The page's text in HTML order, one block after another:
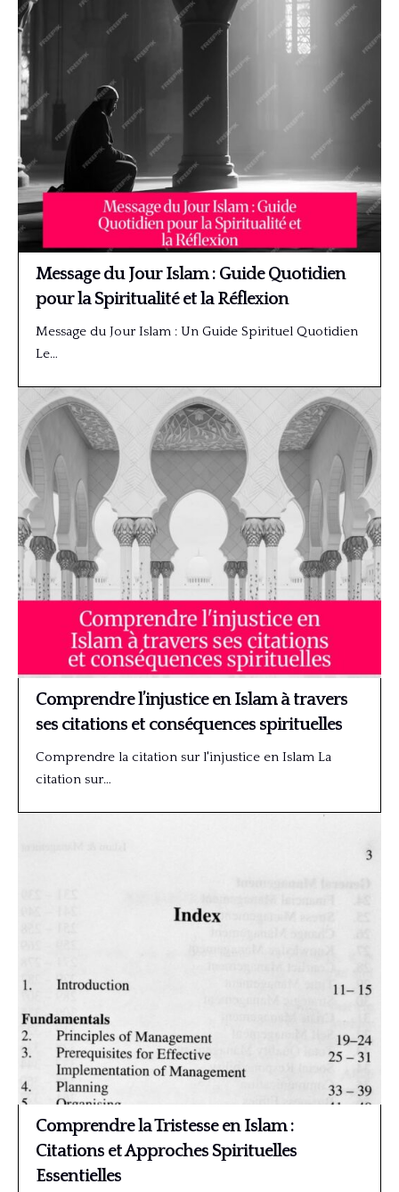
Message du Jour Islam : Guide Quotidien
pour la Spiritualité et la Réflexion
Message du Jour Islam : Un Guide Spirituel Quotidien
Le…
Comprendre l’injustice en Islam à travers
ses citations et conséquences spirituelles
Comprendre la citation sur l'injustice en Islam La
citation sur…
Comprendre la Tristesse en Islam :
Citations et Approches Spirituelles
Essentielles